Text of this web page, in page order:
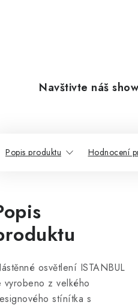
Navštivte náš
Popis produktu Hodnocení
osvětlení ISTANBUL
vyrobeno z velkého
stínítka s